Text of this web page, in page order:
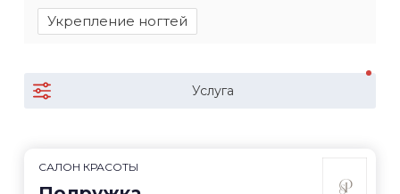
Укрепление ногтей
Услуга
САЛОН КРАСОТЫ